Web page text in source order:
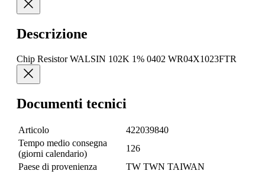
Descrizione
Chip Resistor WALSIN 102K 1% 0402 WR04X1023FTR
Documenti tecnici
Articolo
422039840
Tempo medio consegna
(giorni calendario)
126
Paese di provenienza
TW TWN TAIWAN